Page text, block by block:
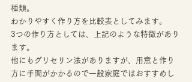
種類。
わかりやすく作り方を比較表としてみます。
3つの作り方としては、上記のような特徴があり
ます。
他にもグリセリン法がありますが、用意と作り
方に手間がかかるので一般家庭ではおすすめし